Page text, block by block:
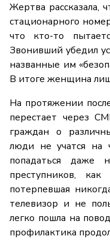
Жертва рассказала,
стационарного
что кто-то
Звонивший убедил
названные им
В итоге женщина
На протяжении
перестает через
граждан о
люди не учатся на
попадаться даже
преступников,
потерпевшая
телевизор и не
легко пошла на
профилактика